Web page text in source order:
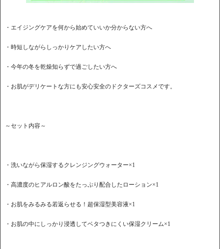
・エイジングケアを何から始めていいか分からない方へ
・時短しながらしっかりケアしたい方へ
・今年の冬を乾燥知らずで過ごしたい方へ
・お肌がデリケートな方にも安心安全のドクターズコスメです。
～セット内容～
・洗いながら保湿するクレンジングウォーター×1
・高濃度のヒアルロン酸をたっぷり配合したローション×1
・お肌をみるみる若返らせる！超保湿型美容液×1
・お肌の中にしっかり浸透してベタつきにくい保湿クリーム×1